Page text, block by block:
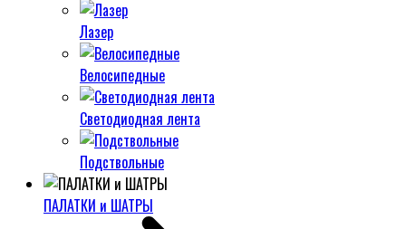
Лазер
Велосипедные
Светодиодная лента
Подствольные
ПАЛАТКИ и ШАТРЫ